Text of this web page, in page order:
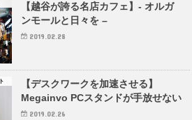
【越谷が誇る名店カフェ】- オルガ
ンモールと日々を –
2019.02.28
【デスクワークを加速させる】
Megainvo PCスタンドが手放せない
2019.02.26